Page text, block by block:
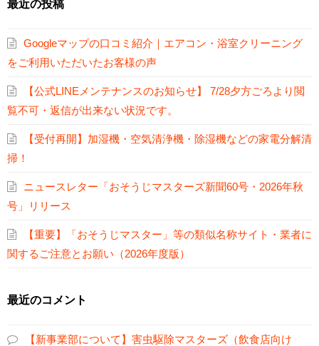
最近の投稿
Googleマップの口コミ紹介｜エアコン・浴室クリーニング
をご利用いただいたお客様の声
【公式LINEメンテナンスのお知らせ】 7/28夕方ごろより閲
覧不可・返信が出来ない状況です。
【受付再開】加湿機・空気清浄機・除湿機などの家電分解清
掃！
ニュースレター「おそうじマスターズ新聞60号・2026年秋
号」リリース
【重要】「おそうじマスター」等の類似名称サイト・業者に
関するご注意とお願い（2026年度版）
最近のコメント
【新事業部について】害虫駆除マスターズ（飲食店向け